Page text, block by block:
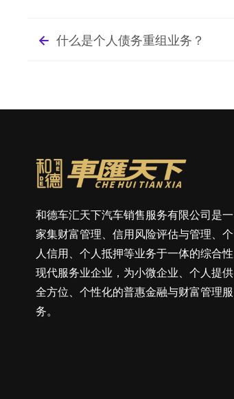
什么是个人债务重组业务？
和德车汇天下汽车销售服务有限公司是一
家集财富管理、信用风险评估与管理、个
人信用、个人抵押等业务于一体的综合性
现代服务业企业，为小微企业、个人提供
全方位、个性化的普惠金融与财富管理服
务。